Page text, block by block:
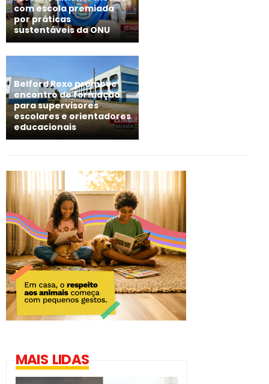
com escola premiada
por práticas
sustentáveis da ONU
Belford Roxo promove
encontro de formação
para supervisores
escolares e orientadores
educacionais
MAIS LIDAS